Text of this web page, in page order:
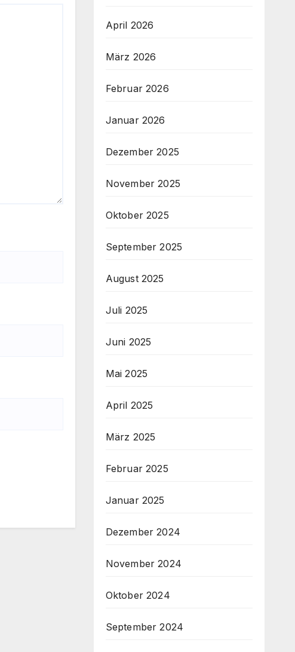
April 2026
März 2026
Februar 2026
Januar 2026
Dezember 2025
November 2025
Oktober 2025
September 2025
August 2025
Juli 2025
Juni 2025
Mai 2025
April 2025
März 2025
Februar 2025
Januar 2025
Dezember 2024
November 2024
Oktober 2024
September 2024